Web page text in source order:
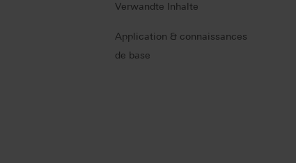
Verwandte Inhalte
Application & connaissances
de base